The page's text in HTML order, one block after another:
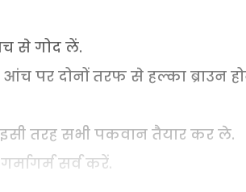
से गोद लें.
पर दोनों तरफ से हल्का ब्राउन
तरह सभी पकवान तैयार कर ले.
सर्व करें.